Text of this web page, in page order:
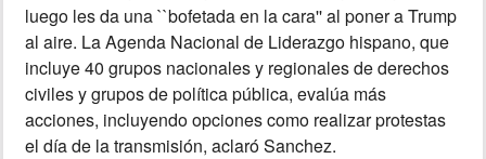
luego les da una ``bofetada en la cara'' al poner a Trump
al aire. La Agenda Nacional de Liderazgo hispano, que
incluye 40 grupos nacionales y regionales de derechos
civiles y grupos de política pública, evalúa más
acciones, incluyendo opciones como realizar protestas
el día de la transmisión, aclaró Sanchez.